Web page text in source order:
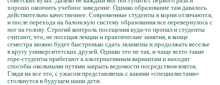
хорошо окончить учебное заведение. Однако образование там давалось
действительно качественнее. Современные студенты в корни отличаются,
и после перехода на балонскую систему образования все перевернулось с
ног на голову. Строгий контроль посещения куда-то пропал и студенты
считают, что, не посещая лекции и практические занятия, в конце
семестра можно будет быстренько сдать экзамены и продолжать веселье
в кругу университетских друзей. Однако это не так, и чаще всего такие
горе-студенты прибегают к альтернативным вариантам и находят
способы окольными путями закрыть ведомости посредством взяток.
Глядя на все это, с ужасом представляешь с какими «специалистами»
столкнутся в будущем наши дети.